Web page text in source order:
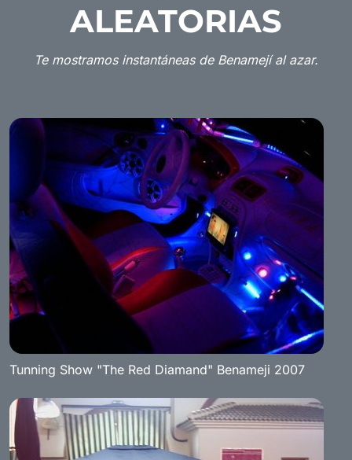
ALEATORIAS
Te mostramos instantáneas de Benamejí al azar.
Tunning Show "The Red Diamand" Benameji 2007